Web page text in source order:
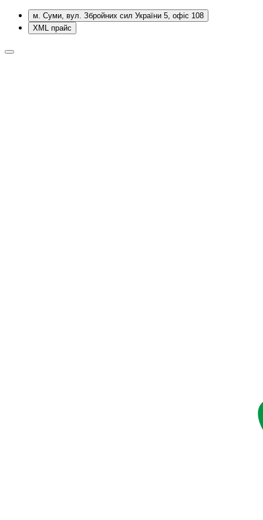
м. Суми, вул. Збройних сил України 5, офіс 108
XML прайс